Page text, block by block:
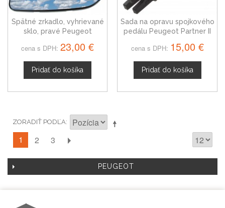
Spätné zrkadlo, vyhrievané
sklo, pravé Peugeot
cena s DPH: 23,00 €
Pridať do košíka
Sada na opravu spojkového
pedálu Peugeot Partner II
cena s DPH: 15,00 €
Pridať do košíka
ZORADIŤ PODĽA
1 2 3
PEUGEOT